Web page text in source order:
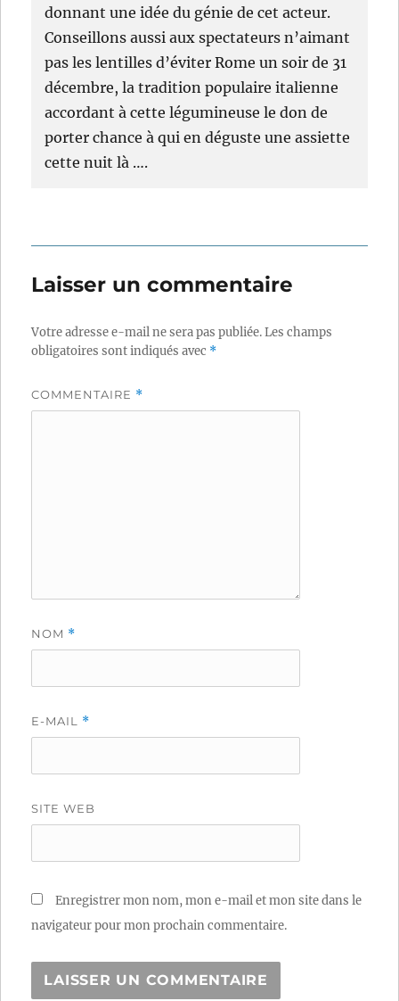
donnant une idée du génie de cet acteur.
Conseillons aussi aux spectateurs n’aimant
pas les lentilles d’éviter Rome un soir de 31
décembre, la tradition populaire italienne
accordant à cette légumineuse le don de
porter chance à qui en déguste une assiette
cette nuit là ….
Laisser un commentaire
Votre adresse e-mail ne sera pas publiée.Les champs
obligatoires sont indiqués avec *
COMMENTAIRE *
NOM *
E-MAIL *
SITE WEB
Enregistrer mon nom, mon e-mail et mon site dans le
navigateur pour mon prochain commentaire.